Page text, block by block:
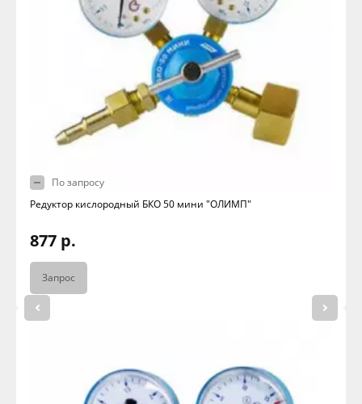
По запросу
Редуктор кислородный БКО 50 мини "ОЛИМП"
877 р.
Запрос